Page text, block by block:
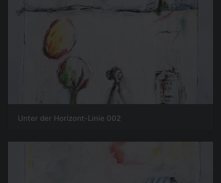
Unter der Horizont-Linie 002